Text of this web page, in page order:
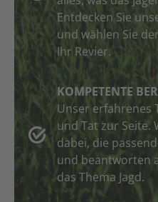
Entdecken Sie
und wählen Sie
Ihr Revier.
KOMPETENTE
Unser erfahrenes
und Tat zur Seite.
dabei, die
und beantworten
das Thema Jagd.